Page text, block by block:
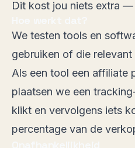
Dit kost jou niets extra
We testen tools en
gebruiken of die
Als een tool een affiliate
plaatsen we een
klikt en vervolgens iets
percentage van de